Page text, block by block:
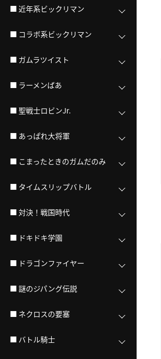
■ 近年系ビックリマン
■ コラボ系ビックリマン
■ ガムラツイスト
■ ラーメンばあ
■ 聖戦士ロビンJr.
■ あっぱれ大将軍
■ こまったときのガムだのみ
■ タイムスリップバトル
■ 対決！戦国時代
■ ドキドキ学園
■ ドラゴンファイヤー
■ 謎のジパング伝説
■ ネクロスの要塞
■ バトル騎士